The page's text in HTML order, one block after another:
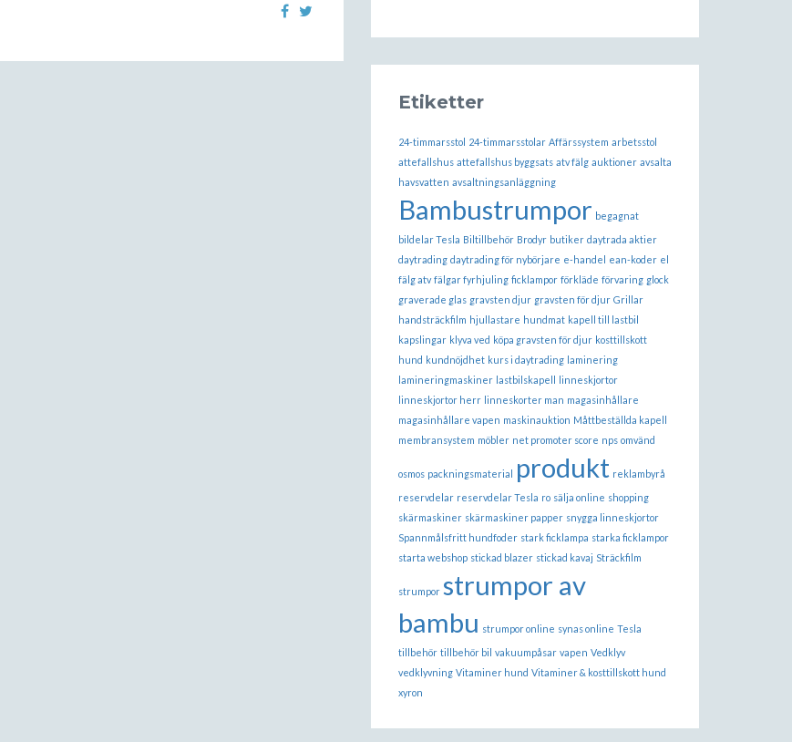
Etiketter
24-timmarsstol 24-timmarsstolar Affärssystem arbetsstol
attefallshus attefallshus byggsats atv fälg auktioner avsalta
havsvatten avsaltningsanläggning
Bambustrumpor begagnat
bildelar Tesla Biltillbehör Brodyr butiker daytrada aktier
daytrading daytrading för nybörjare e-handel ean-koder el
fälg atv fälgar fyrhjuling ficklampor förkläde förvaring glock
graverade glas gravsten djur gravsten för djur Grillar
handsträckfilm hjullastare hundmat kapell till lastbil
kapslingar klyva ved köpa gravsten för djur kosttillskott
hund kundnöjdhet kurs i daytrading laminering
lamineringmaskiner lastbilskapell linneskjortor
linneskjortor herr linneskorter man magasinhållare
magasinhållare vapen maskinauktion Måttbeställda kapell
membransystem möbler net promoter score nps omvänd
osmos packningsmaterial produkt reklambyrå
reservdelar reservdelar Tesla ro sälja online shopping
skärmaskiner skärmaskiner papper snygga linneskjortor
Spannmålsfritt hundfoder stark ficklampa starka ficklampor
starta webshop stickad blazer stickad kavaj Sträckfilm
strumpor strumpor av
bambu strumpor online synas online Tesla
tillbehör tillbehör bil vakuumpåsar vapen Vedklyv
vedklyvning Vitaminer hund Vitaminer & kosttillskott hund
xyron